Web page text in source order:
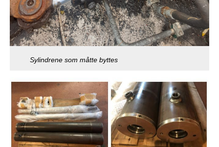
Sylindrene som måtte byttes